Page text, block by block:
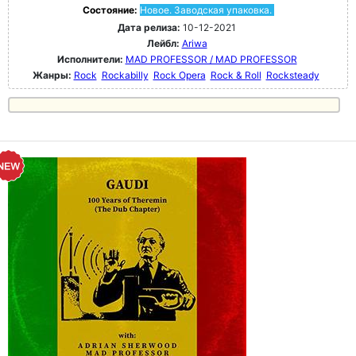
Состояние: Новое. Заводская упаковка.
Дата релиза: 10-12-2021
Лейбл: Ariwa
Исполнители: MAD PROFESSOR / MAD PROFESSOR
Жанры: Rock Rockabilly Rock Opera Rock & Roll Rocksteady